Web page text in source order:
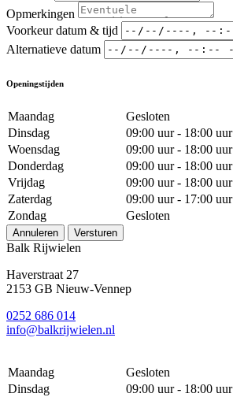
Opmerkingen
Voorkeur datum & tijd
Alternatieve datum
Openingstijden
Maandag
Gesloten
Dinsdag
09:00 uur - 18:00 uur
Woensdag
09:00 uur - 18:00 uur
Donderdag
09:00 uur - 18:00 uur
Vrijdag
09:00 uur - 18:00 uur
Zaterdag
09:00 uur - 17:00 uur
Zondag
Gesloten
Annuleren Versturen
Balk Rijwielen
Haverstraat 27
2153 GB Nieuw-Vennep
0252 686 014
info@balkrijwielen.nl
Maandag
Gesloten
Dinsdag
09:00 uur - 18:00 uur